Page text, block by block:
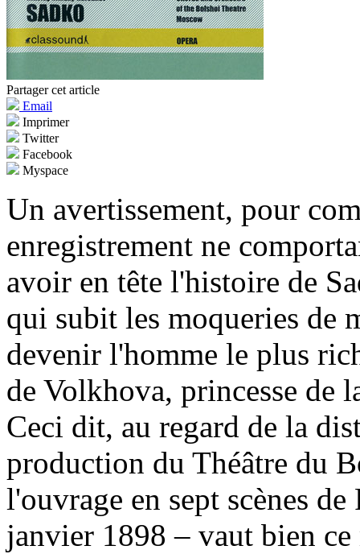
Partager cet article
Email
Imprimer
Twitter
Facebook
Myspace
Un avertissement, pour
enregistrement ne
avoir en tête l'histoire de
qui subit les moqueries de
devenir l'homme le plus
de Volkhova, princesse de
Ceci dit, au regard de la
production du Théâtre du
l'ouvrage en sept scènes
janvier 1898 – vaut bien